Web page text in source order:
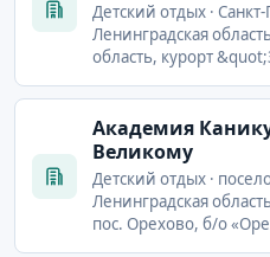
Детский отдых ·
Ленинградская
область, курорт
Академия
Великому
Детский отдых ·
Ленинградская
пос. Орехово, б/о